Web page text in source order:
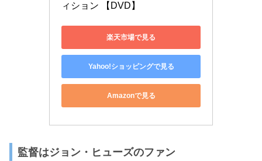
ィション 【DVD】
楽天市場で見る
Yahoo!ショッピングで見る
Amazonで見る
監督はジョン・ヒューズのファン